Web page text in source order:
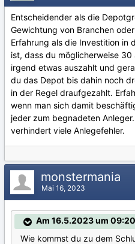
Entscheidender als die
Gewichtung von Branchen
Erfahrung als die Investition in
ist, dass du möglicherweise
irgend etwas auszahlt und
du das Depot bis dahin noch
in der Regel draufgezahlt.
wenn man sich damit
jeder zum begnadeten
verhindert viele Anlegefehler.
monstermania
Mai 16, 2023
Am 16.5.2023 um
Wie kommst du zu dem